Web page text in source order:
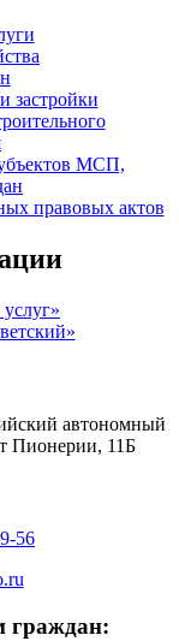
застройки
МСП,
правовых актов
автономный
Пионерии, 11Б
56
граждан: